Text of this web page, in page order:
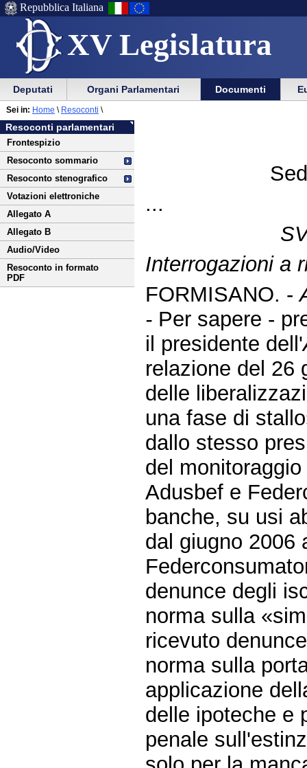
XV Legislatura
Menu
di
ausilio
alla
navigazione
Vai
Menu
di
navigazione
principale
Repubblica Italiana
Menu
di
navigazione
principale
Vai
menu
di
sezione
Deputati Organi Parlamentari Documenti
Vai
al
contenuto
Resoconti parlamentari
Frontespizio
Resoconto sommario
Resoconto stenografico
Votazioni elettroniche
Allegato A
Allegato B
Audio/Video
Resoconto in formato
PDF
Sei in: Home \ Resoconti \
...
Interrogazioni a
FORMISANO. -
- Per sapere -
il presidente dell'
relazione del 26
delle
una fase di
dallo stesso
del
Adusbef e
banche, su usi
dal giugno 2006
denunce degli
norma sulla
ricevuto
norma sulla
applicazione
delle ipoteche e
penale